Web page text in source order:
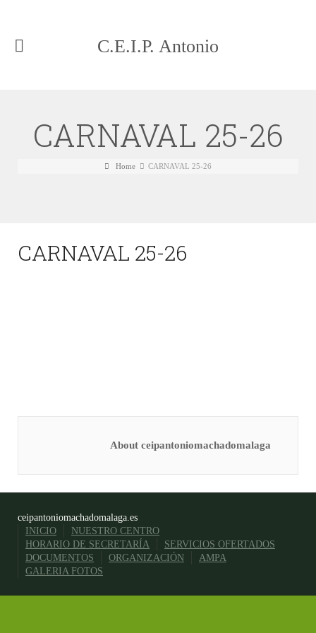
C.E.I.P. Antonio
CARNAVAL 25-26
Home CARNAVAL 25-26
CARNAVAL 25-26
About ceipantoniomachadomalaga
ceipantoniomachadomalaga.es
INICIO
NUESTRO CENTRO
HORARIO DE SECRETARÍA
SERVICIOS OFERTADOS
DOCUMENTOS
ORGANIZACIÓN
AMPA
GALERIA FOTOS